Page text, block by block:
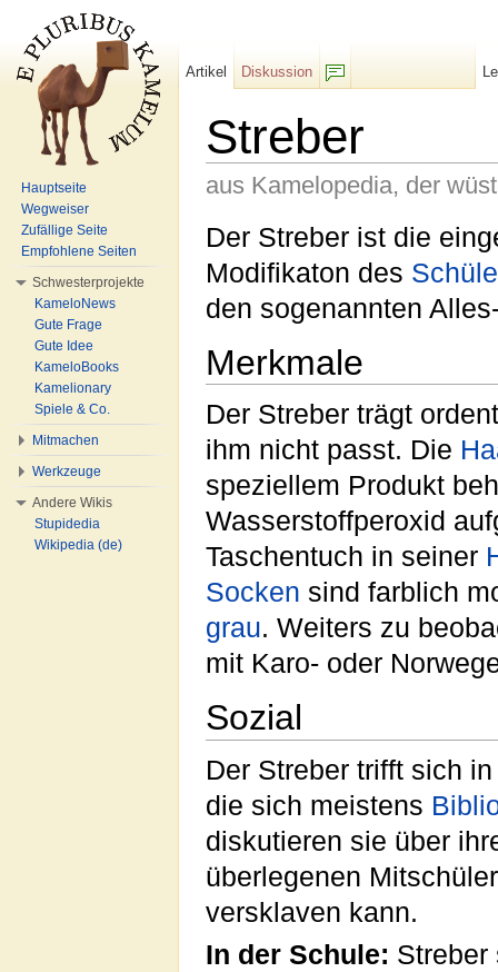
Streber
aus Kamelopedia, der
Der Streber ist die
Modifikaton des
den sogenannten
Merkmale
Der Streber trägt
ihm nicht passt. Die
speziellem Produkt
Wasserstoffperoxid
Taschentuch in seiner
Socken sind farblich
grau. Weiters zu
mit Karo- oder
Sozial
Der Streber trifft sich
die sich meistens
diskutieren sie über
überlegenen
versklaven kann.
In der Schule: Streber
Artikel
Diskussion
Hauptseite
Wegweiser
Zufällige Seite
Empfohlene Seiten
Schwesterprojekte
KameloNews
Gute Frage
Gute Idee
KameloBooks
Kamelionary
Spiele & Co.
Mitmachen
Werkzeuge
Andere Wikis
Stupidedia
Wikipedia (de)